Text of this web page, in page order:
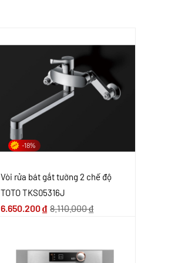
-18%
Vòi rửa bát gắt tường 2 chế độ
TOTO TKS05316J
6.650.200₫ 8.110.000₫